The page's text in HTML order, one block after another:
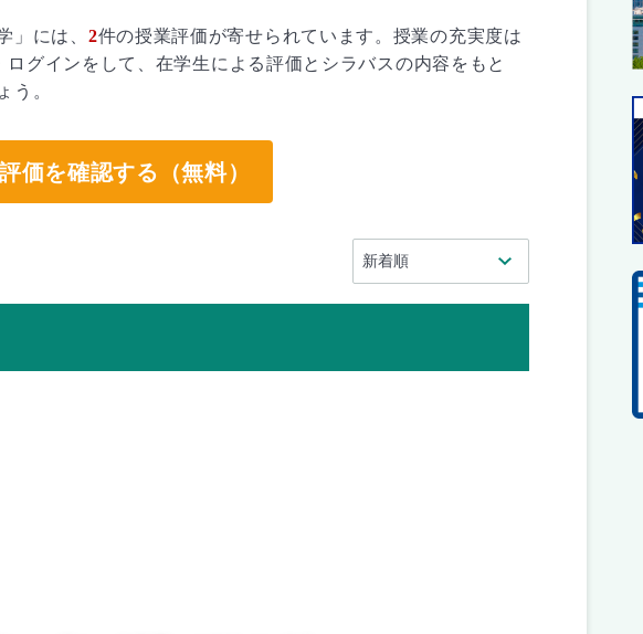
」には、 2件の授業評価が寄せられています。授業の充実度は
ログインをして、在学生による評価とシラバスの内容をもと
う。
価を確認する（無料）